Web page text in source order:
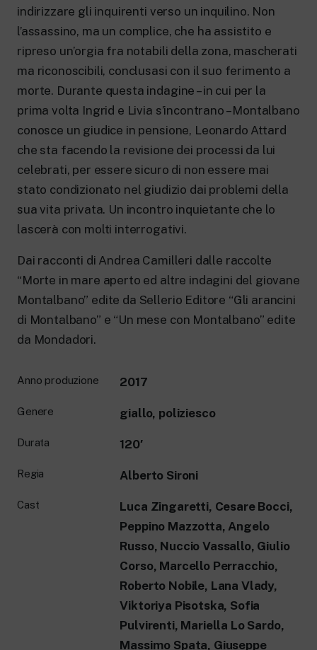
indirizzare gli inquirenti verso un inquilino. Non
l’assassino, ma un complice, che ha assistito e
ripreso un’orgia fra notabili della zona, mascherati
ma riconoscibili, conclusasi con il suo ferimento a
morte. Durante questa indagine – in cui per la
prima volta Ingrid e Livia s’incontrano – Montalbano
conosce un giudice in pensione, Leonardo Attard
che sta facendo la revisione dei processi da lui
celebrati, per essere sicuro di non essere mai
stato condizionato nel giudizio dai problemi della
sua vita privata. Un incontro inquietante che lo
lascerà con molti interrogativi.
Dai racconti di Andrea Camilleri dalle raccolte
“Morte in mare aperto ed altre indagini del giovane
Montalbano” edite da Sellerio Editore “Gli arancini
di Montalbano” e “Un mese con Montalbano” edite
da Mondadori.
Anno produzione 2017
Genere giallo, poliziesco
Durata 120′
Regia Alberto Sironi
Cast
Luca Zingaretti, Cesare Bocci,
Peppino Mazzotta, Angelo
Russo, Nuccio Vassallo, Giulio
Corso, Marcello Perracchio,
Roberto Nobile, Lana Vlady,
Viktoriya Pisotska, Sofia
Pulvirenti, Mariella Lo Sardo,
Massimo Spata, Giuseppe